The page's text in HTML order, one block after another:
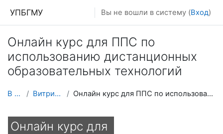
УПБГМУ Вы не вошли в систему (Вход)
Онлайн курс для ППС по
использованию дистанционных
образовательных технологий
В начало Витрина курсов 3KL Онлайн курс для ППС по использованию дистанционных образовательных технологий
Онлайн курс для